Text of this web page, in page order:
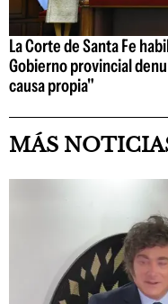
La Corte de Santa Fe
Gobierno provincial
causa propia"
MÁS